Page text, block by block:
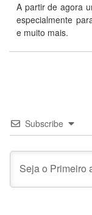
A partir de agora
especialmente
e muito mais.
Subscribe